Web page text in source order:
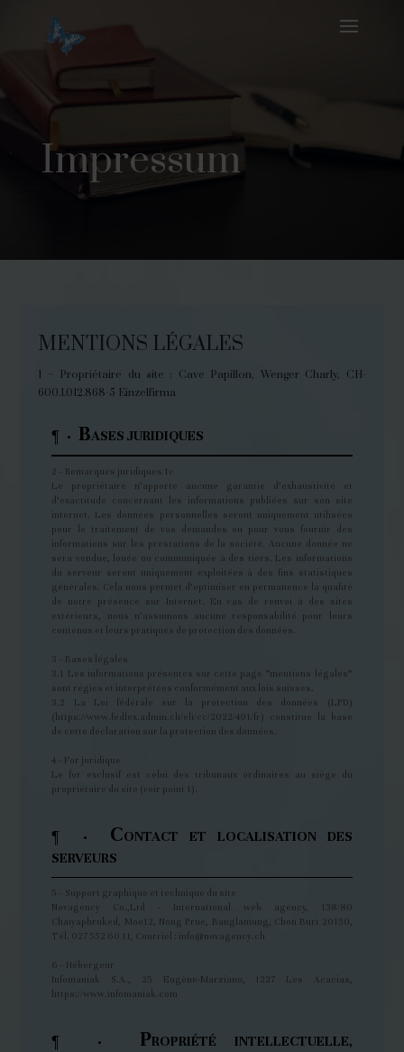
Impressum
MENTIONS LÉGALES
1 – Propriétaire du site : Cave Papillon, Wenger Charly, CH-
600.1.012.868-5 Einzelfirma
¶ ·BASES JURIDIQUES
2 – Remarques juridiques 1c
Le propriétaire n’apporte aucune garantie d’exhaustivité et
d’exactitude concernant les informations publiées sur son site
internet. Les données personnelles seront uniquement utilisées
pour le traitement de vos demandes ou pour vous fournir des
informations sur les prestations de la société. Aucune donnée ne
sera vendue, louée ou communiquée à des tiers. Les informations
du serveur seront uniquement exploitées à des fins statistiques
générales. Cela nous permet d’optimiser en permanence la qualité
de notre présence sur Internet. En cas de renvoi à des sites
extérieurs, nous n’assumons aucune responsabilité pour leurs
contenus et leurs pratiques de protection des données.
3 – Bases légales
3.1 Les informations présentes sur cette page “mentions légales”
sont régies et interprétées conformément aux lois suisses.
3.2 La Loi fédérale sur la protection des données (LPD)
(https://www.fedlex.admin.ch/eli/cc/2022/491/fr) constitue la base
de cette déclaration sur la protection des données.
4 – For juridique
Le for exclusif est celui des tribunaux ordinaires au siège du
propriétaire du site (voir point 1).
¶ · CONTACT ET LOCALISATION DES
SERVEURS
5 – Support graphique et technique du site
Novagency Co.,Ltd - International web agency, 138/80
Chaiyaphruked, Moo12, Nong Prue, Banglamung, Chon Buri 20150,
Tél. 027 552 60 11, Courriel : info@novagency.ch
6 – Hébergeur
Infomaniak S.A., 25 Eugène-Marziano, 1227 Les Acacias,
https://www.infomaniak.com
¶ · PROPRIÉTÉ INTELLECTUELLE,